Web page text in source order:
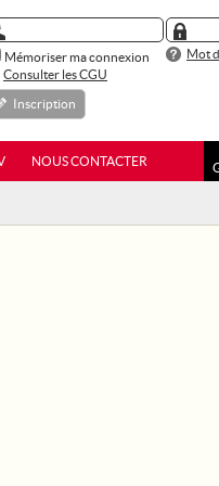
Mémoriser ma connexion
Mot
Consulter les CGU
Inscription
NOUS CONTACTER